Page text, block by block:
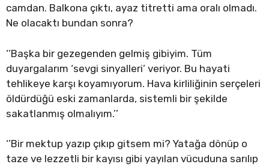
camdan. Balkona çıktı, ayaz titretti ama oralı olmadı.
Ne olacaktı bundan sonra?
‘’Başka bir gezegenden gelmiş gibiyim. Tüm
duyargalarım ‘sevgi sinyalleri’ veriyor. Bu hayati
tehlikeye karşı koyamıyorum. Hava kirliliğinin serçeleri
öldürdüğü eski zamanlarda, sistemli bir şekilde
sakatlanmış olmalıyım.’’
‘’Bir mektup yazıp çıkıp gitsem mi? Yatağa dönüp o
taze ve lezzetli bir kayısı gibi yayılan vücuduna sarılıp